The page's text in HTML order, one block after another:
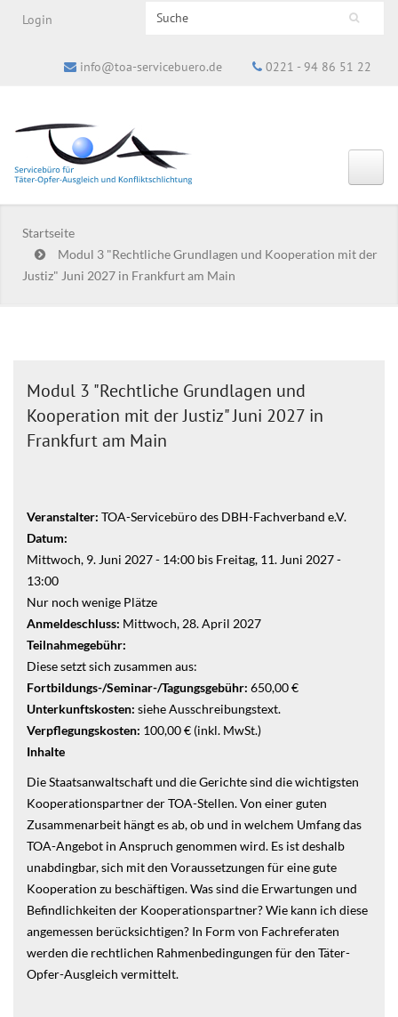
Login Suchformular
Search this site
info@toa-servicebuero.de 0221 - 94 86 51 22
Startseite
Modul 3 "Rechtliche Grundlagen und Kooperation mit der
Justiz" Juni 2027 in Frankfurt am Main
Modul 3 "Rechtliche Grundlagen und
Kooperation mit der Justiz" Juni 2027 in
Frankfurt am Main
Veranstalter: TOA-Servicebüro des DBH-Fachverband e.V.
Datum:
Mittwoch, 9. Juni 2027 - 14:00 bis Freitag, 11. Juni 2027 -
13:00
Nur noch wenige Plätze
Anmeldeschluss: Mittwoch, 28. April 2027
Teilnahmegebühr:
Diese setzt sich zusammen aus:
Fortbildungs-/Seminar-/Tagungsgebühr: 650,00 €
Unterkunftskosten: siehe Ausschreibungstext.
Verpflegungskosten: 100,00 € (inkl. MwSt.)
Inhalte
Die Staatsanwaltschaft und die Gerichte sind die wichtigsten
Kooperationspartner der TOA-Stellen. Von einer guten
Zusammenarbeit hängt es ab, ob und in welchem Umfang das
TOA-Angebot in Anspruch genommen wird. Es ist deshalb
unabdingbar, sich mit den Voraussetzungen für eine gute
Kooperation zu beschäftigen. Was sind die Erwartungen und
Befindlichkeiten der Kooperationspartner? Wie kann ich diese
angemessen berücksichtigen? In Form von Fachreferaten
werden die rechtlichen Rahmenbedingungen für den Täter-
Opfer-Ausgleich vermittelt.